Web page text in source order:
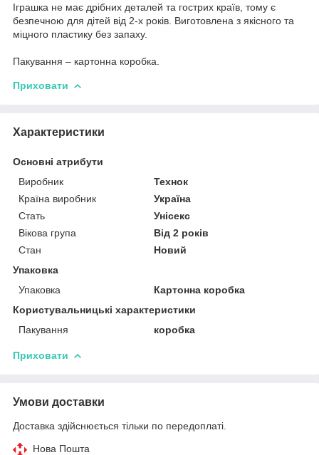
Іграшка не має дрібних деталей та гострих країв, тому є
безпечною для дітей від 2-х років. Виготовлена з якісного та
міцного пластику без запаху.
Пакування – картонна коробка.
Приховати
Характеристики
Основні атрибути
Виробник
Технок
Країна виробник
Україна
Стать
Унісекс
Вікова група
Від 2 років
Стан
Новий
Упаковка
Упаковка
Картонна коробка
Користувальницькі характеристики
Пакування
коробка
Приховати
Умови доставки
Доставка здійснюється тільки по передоплаті.
Нова Пошта